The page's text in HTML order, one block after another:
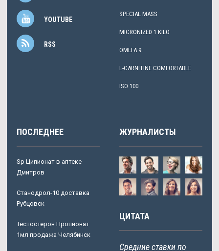
YOUTUBE
RSS
SPECIAL MASS
MICRONIZED 1 KILO
ОМЕГА 9
L-CARNITINE COMFORTABLE
ISO 100
ПОСЛЕДНЕЕ
Sp Ципионат в аптеке
Дмитров
Станодрол-10 доставка
Рубцовск
Тестостерон Пропионат
1мл продажа Челябинск
ЖУРНАЛИСТЫ
ЦИТАТА
Средние ставки по